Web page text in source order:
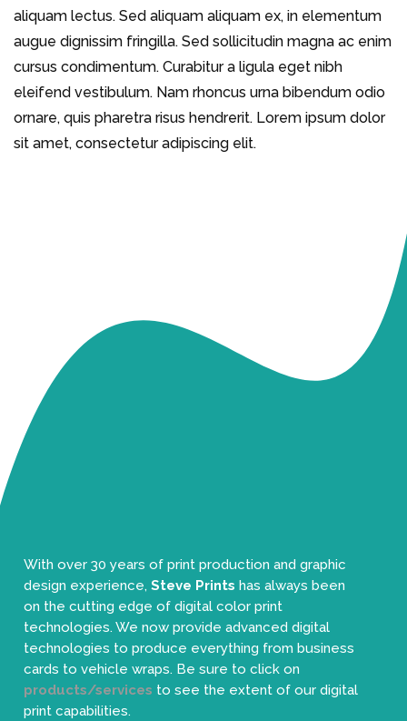
aliquam lectus. Sed aliquam aliquam ex, in elementum
augue dignissim fringilla. Sed sollicitudin magna ac enim
cursus condimentum. Curabitur a ligula eget nibh
eleifend vestibulum. Nam rhoncus urna bibendum odio
ornare, quis pharetra risus hendrerit. Lorem ipsum dolor
sit amet, consectetur adipiscing elit.
With over 30 years of print production and graphic
design experience,Steve Prints has always been
on the cutting edge of digital color print
technologies. We now provide advanced digital
technologies to produce everything from business
cards to vehicle wraps. Be sure to click on
products/services to see the extent of our digital
print capabilities.